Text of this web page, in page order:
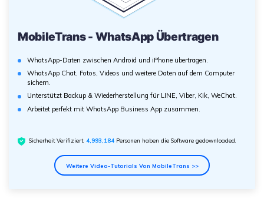
MobileTrans - WhatsApp Übertragen
WhatsApp-Daten zwischen Android und iPhone übertragen.
WhatsApp Chat, Fotos, Videos und weitere Daten auf dem Computer
sichern.
Unterstützt Backup & Wiederherstellung für LINE, Viber, Kik, WeChat.
Arbeitet perfekt mit WhatsApp Business App zusammen.
Sicherheit Verifiziert.4,993,186 Personen haben die Software gedownloaded.
Weitere Video-Tutorials Von MobileTrans >>